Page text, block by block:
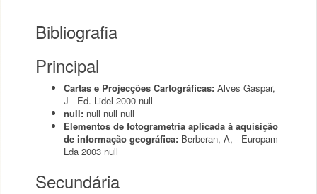
Bibliografia
Principal
Cartas e Projecções Cartográficas: Alves Gaspar,
J - Ed. Lidel 2000 null
null: null null null
Elementos de fotogrametria aplicada à aquisição
de informação geográfica: Berberan, A, - Europam
Lda 2003 null
Secundária